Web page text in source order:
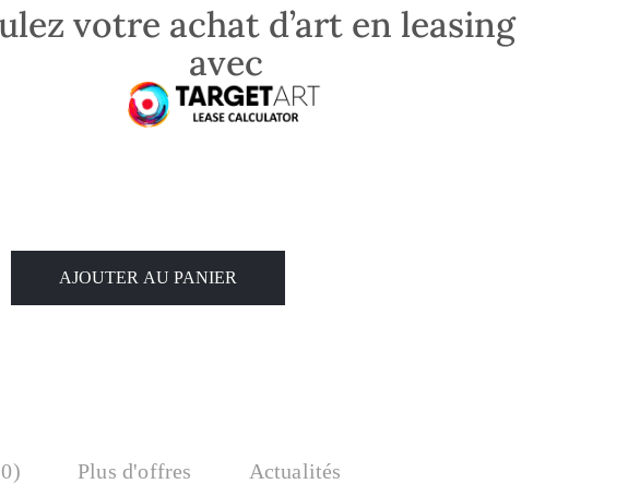
votre achat d’art en leasing
avec
AJOUTER AU PANIER
Plus d'offres Actualités